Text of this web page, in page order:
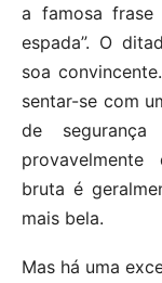
a famosa frase
espada”. O
soa
sentar-se com
de
bruta é
mais bela.
Mas há uma